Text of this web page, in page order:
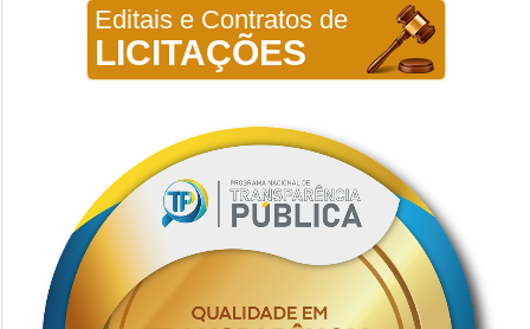
Editais e Contratos de
LICITAÇÕES